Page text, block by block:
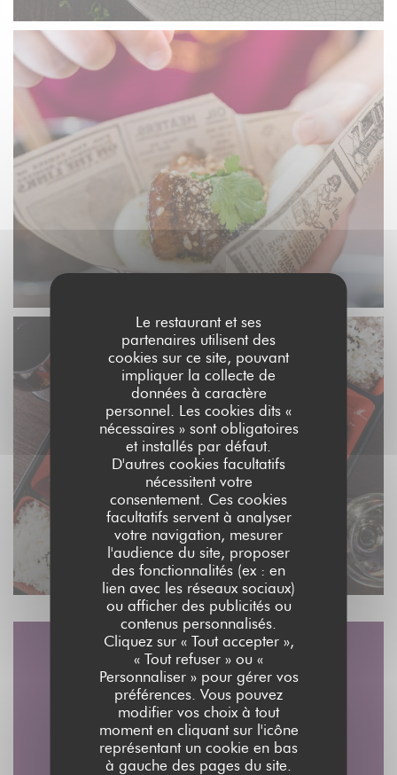
Le restaurant et ses
partenaires utilisent des
cookies sur ce site, pouvant
impliquer la collecte de
données à caractère
personnel. Les cookies dits «
nécessaires » sont obligatoires
et installés par défaut.
D'autres cookies facultatifs
nécessitent votre
consentement. Ces cookies
facultatifs servent à analyser
votre navigation, mesurer
l'audience du site, proposer
des fonctionnalités (ex : en
lien avec les réseaux sociaux)
ou afficher des publicités ou
contenus personnalisés.
Cliquez sur « Tout accepter »,
« Tout refuser » ou «
Personnaliser » pour gérer vos
préférences. Vous pouvez
modifier vos choix à tout
moment en cliquant sur l'icône
représentant un cookie en bas
à gauche des pages du site.
Accès/Contact
2 rue du Nil - 3 RUE DAMIETTE ( l'entrée par )